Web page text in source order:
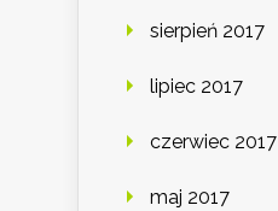
sierpień 2017
lipiec 2017
czerwiec 2017
maj 2017